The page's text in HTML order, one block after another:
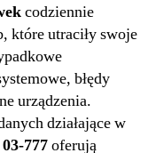
codziennie
które utraciły swoje
błędy
urządzenia.
działające w
777oferują